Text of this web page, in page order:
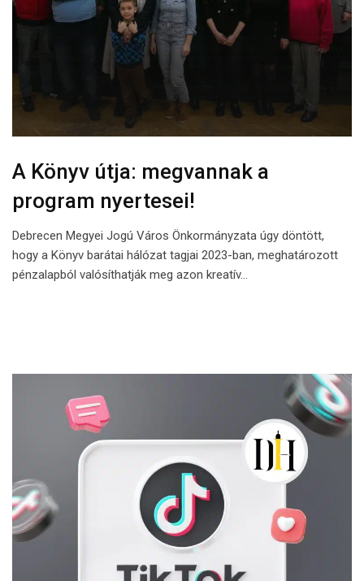
A Könyv útja: megvannak a
program nyertesei!
Debrecen Megyei Jogú Város Önkormányzata úgy döntött,
hogy a Könyv barátai hálózat tagjai 2023-ban, meghatározott
pénzalapból valósíthatják meg azon kreatív…